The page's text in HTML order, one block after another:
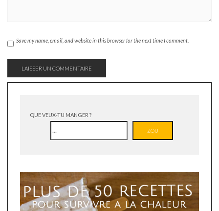
Save my name, email, and website in this browser for the next time I comment.
QUE VEUX-TU MANGER ?
ZOU